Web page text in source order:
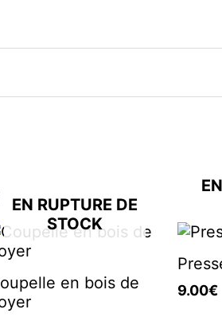
EN RUPTURE DE
STOCK
en bois de
Plage
9.00€
9.00€